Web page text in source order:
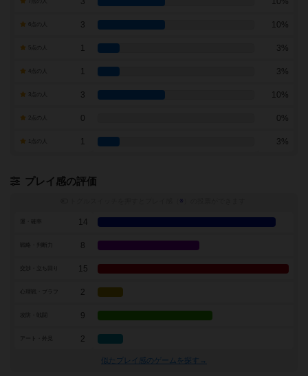
7点の人
3 10%
1 3%
1 3%
3 10%
0 0%
1 3%
プレイ感の評価
※
14
戦略・判断力 8
15
2
9
アート・外見 2
似たプレイ感のゲームを探す→